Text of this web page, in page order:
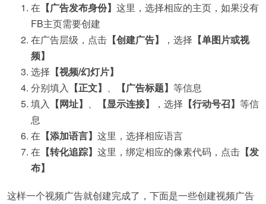
在 【广告发布身份】 这里，选择相应的主页，如果没有
FB主页需要创建
在广告层级，点击 【创建广告】 ，选择 【单图片或视
频】
选择 【视频/幻灯片】
分别填入 【正文】 、 【广告标题】 等信息
填入 【网址】 、 【显示连接】 ，选择 【行动号召】 等信
息
在 【添加语言】 这里，选择相应语言
在 【转化追踪】 这里，绑定相应的像素代码，点击 【发
布】
这样一个视频广告就创建完成了，下面是一些创建视频广告